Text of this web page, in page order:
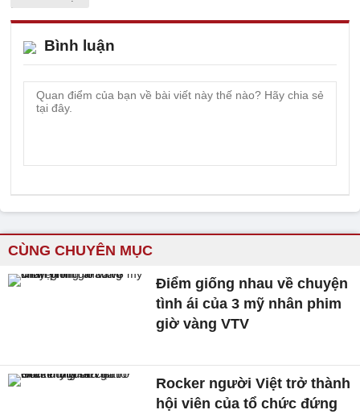
Bình luận
CÙNG CHUYÊN MỤC
Điểm giống nhau về chuyện
tình ái của 3 mỹ nhân phim
giờ vàng VTV
Rocker người Việt trở thành
hội viên của tổ chức đứng